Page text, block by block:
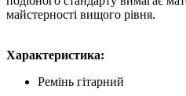
майстерності вищого рівня.
Характеристика:
Ремінь гітарний